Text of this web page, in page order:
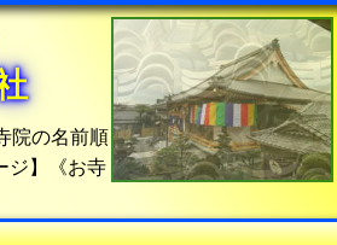
院の名前順
ジ】《お寺